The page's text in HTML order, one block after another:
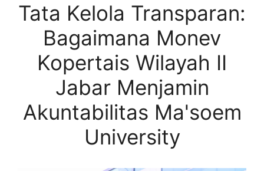
Tata Kelola Transparan:
Bagaimana Monev
Kopertais Wilayah II
Jabar Menjamin
Akuntabilitas Ma'soem
University